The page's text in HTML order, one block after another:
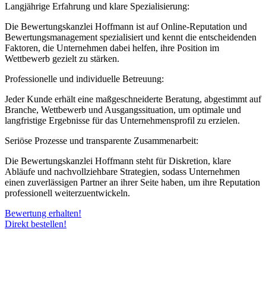
Langjährige Erfahrung und klare Spezialisierung:
Die Bewertungskanzlei Hoffmann ist auf Online-Reputation und
Bewertungsmanagement spezialisiert und kennt die entscheidenden
Faktoren, die Unternehmen dabei helfen, ihre Position im
Wettbewerb gezielt zu stärken.
Professionelle und individuelle Betreuung:
Jeder Kunde erhält eine maßgeschneiderte Beratung, abgestimmt auf
Branche, Wettbewerb und Ausgangssituation, um optimale und
langfristige Ergebnisse für das Unternehmensprofil zu erzielen.
Seriöse Prozesse und transparente Zusammenarbeit:
Die Bewertungskanzlei Hoffmann steht für Diskretion, klare
Abläufe und nachvollziehbare Strategien, sodass Unternehmen
einen zuverlässigen Partner an ihrer Seite haben, um ihre Reputation
professionell weiterzuentwickeln.
Bewertung erhalten!
Direkt bestellen!